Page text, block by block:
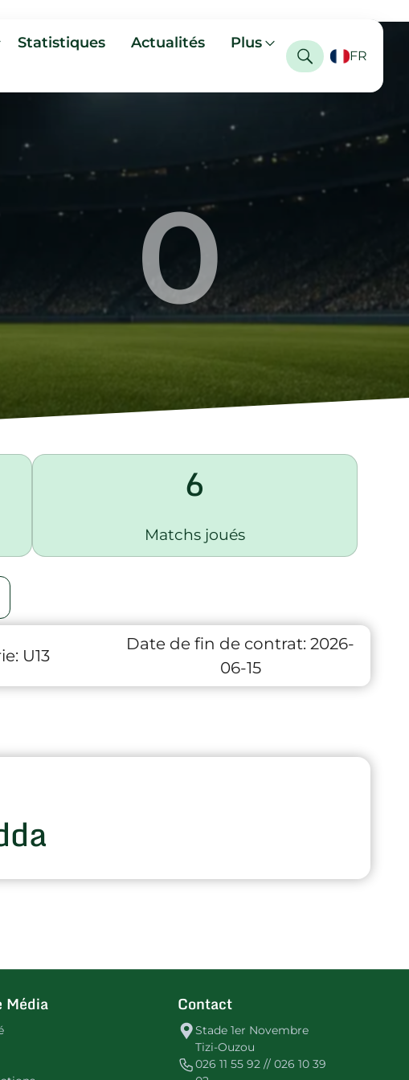
Statistiques Actualités Plus
FR
0
6
Matchs joués
U13
Date de fin de contrat: 2026-
06-15
Média Contact
Stade 1er Novembre
Tizi-Ouzou
026 11 55 92 // 026 10 39